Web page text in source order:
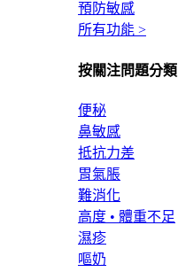
預防敏感
所有功能 >
按關注問題分類
便秘
鼻敏感
抵抗力差
胃氣脹
難消化
高度 • 體重不足
濕疹
嘔奶